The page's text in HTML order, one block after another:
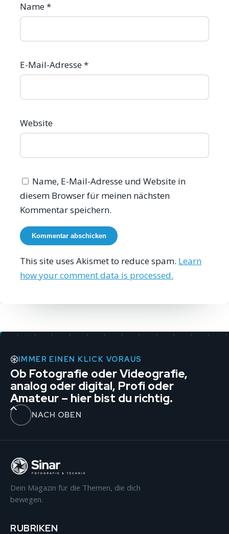
Name*
E-Mail-Adresse*
Website
Name, E-Mail-Adresse und Website in
diesem Browser für meinen nächsten
Kommentar speichern.
This site uses Akismet to reduce spam. Learn
how your comment data is processed.
IMMER EINEN KLICK VORAUS
Ob Fotografie oder Videografie,
analog oder digital, Profi oder
Amateur – hier bist du richtig.
NACH OBEN
Dein Magazin für die Themen, die dich
bewegen.
RUBRIKEN